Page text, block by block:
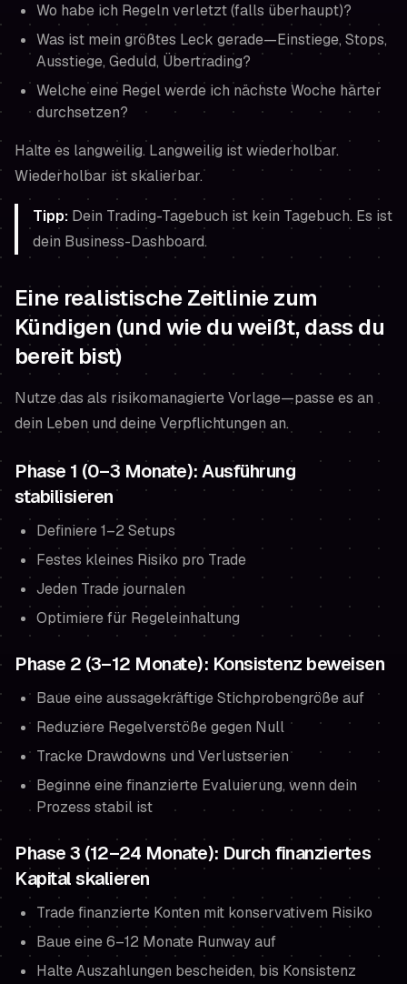
Wo habe ich Regeln verletzt (falls überhaupt)?
Was ist mein größtes Leck gerade—Einstiege, Stops,
Ausstiege, Geduld, Übertrading?
Welche eine Regel werde ich nächste Woche härter
durchsetzen?
Halte es langweilig. Langweilig ist wiederholbar.
Wiederholbar ist skalierbar.
Tipp: Dein Trading-Tagebuch ist kein Tagebuch. Es ist
dein Business-Dashboard.
Eine realistische Zeitlinie zum
Kündigen (und wie du weißt, dass du
bereit bist)
Nutze das als risikomanagierte Vorlage—passe es an
dein Leben und deine Verpflichtungen an.
Phase 1 (0–3 Monate): Ausführung
stabilisieren
Definiere 1–2 Setups
Festes kleines Risiko pro Trade
Jeden Trade journalen
Optimiere für Regeleinhaltung
Phase 2 (3–12 Monate): Konsistenz beweisen
Baue eine aussagekräftige Stichprobengröße auf
Reduziere Regelverstöße gegen Null
Tracke Drawdowns und Verlustserien
Beginne eine finanzierte Evaluierung, wenn dein
Prozess stabil ist
Phase 3 (12–24 Monate): Durch finanziertes
Kapital skalieren
Trade finanzierte Konten mit konservativem Risiko
Baue eine 6–12 Monate Runway auf
Halte Auszahlungen bescheiden, bis Konsistenz